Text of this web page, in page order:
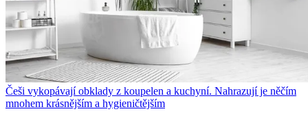
Češi vykopávají obklady z koupelen a kuchyní. Nahrazují je něčím
mnohem krásnějším a hygieničtějším